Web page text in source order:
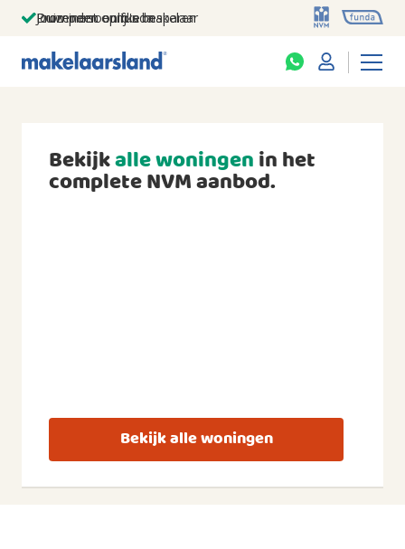
Jouw persoonlijke makelaar
Duizenden euro's besparen
Prominent op funda
Bekijkalle woningenin het
complete NVM aanbod.
Bekijk alle woningen